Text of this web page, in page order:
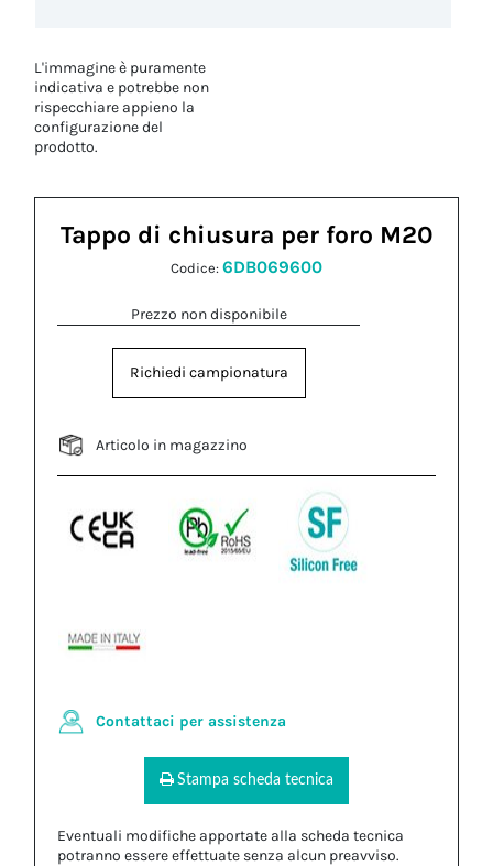
L'immagine è puramente
indicativa e potrebbe non
rispecchiare appieno la
configurazione del
prodotto.
Tappo di chiusura per foro M20
Codice: 6DB069600
Prezzo non disponibile
Richiedi campionatura
Articolo in magazzino
Contattaci per assistenza
Stampa scheda tecnica
Eventuali modifiche apportate alla scheda tecnica
potranno essere effettuate senza alcun preavviso.